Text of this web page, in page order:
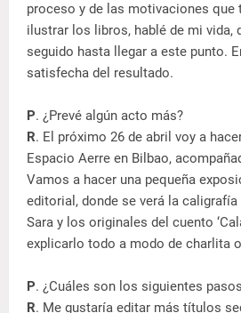
proceso y de las motivaciones que
ilustrar los libros, hablé de mi vida,
seguido hasta llegar a este punto.
satisfecha del resultado.
P. ¿Prevé algún acto más?
R. El próximo 26 de abril voy a
Espacio Aerre en Bilbao,
Vamos a hacer una pequeña
editorial, donde se verá la
Sara y los originales del cuento
explicarlo todo a modo de charlita
P. ¿Cuáles son los siguientes
R. Me gustaría editar más títulos